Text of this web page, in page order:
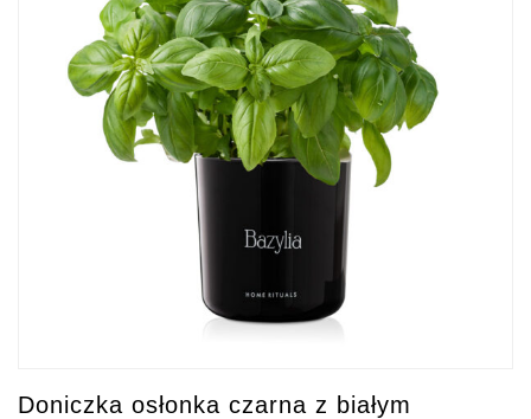
Doniczka osłonka czarna z białym